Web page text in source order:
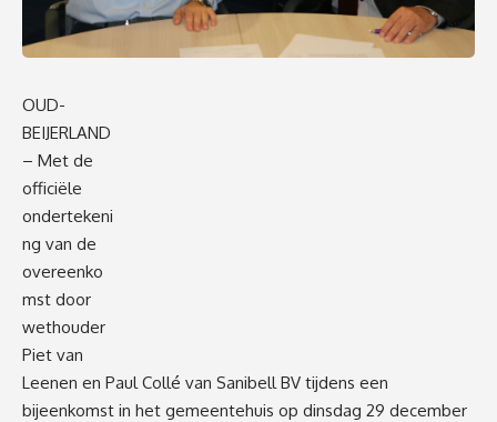
OUD-
BEIJERLAND
– Met de
officiële
ondertekeni
ng van de
overeenko
mst door
wethouder
Piet van
Leenen en Paul Collé van Sanibell BV tijdens een
bijeenkomst in het gemeentehuis op dinsdag 29 december